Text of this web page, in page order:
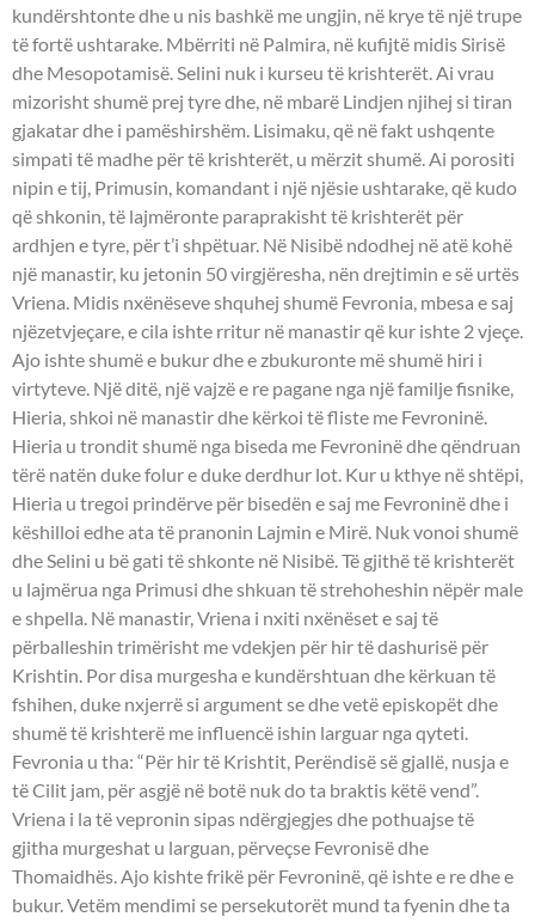
kundërshtonte dhe u nis bashkë me ungjin, në krye të një trupe
të fortë ushtarake. Mbërriti në Palmira, në kufijtë midis Sirisë
dhe Mesopotamisë. Selini nuk i kurseu të krishterët. Ai vrau
mizorisht shumë prej tyre dhe, në mbarë Lindjen njihej si tiran
gjakatar dhe i pamëshirshëm. Lisimaku, që në fakt ushqente
simpati të madhe për të krishterët, u mërzit shumë. Ai porositi
nipin e tij, Primusin, komandant i një njësie ushtarake, që kudo
që shkonin, të lajmëronte paraprakisht të krishterët për
ardhjen e tyre, për t’i shpëtuar. Në Nisibë ndodhej në atë kohë
një manastir, ku jetonin 50 virgjëresha, nën drejtimin e së urtës
Vriena. Midis nxënëseve shquhej shumë Fevronia, mbesa e saj
njëzetvjeçare, e cila ishte rritur në manastir që kur ishte 2 vjeçe.
Ajo ishte shumë e bukur dhe e zbukuronte më shumë hiri i
virtyteve. Një ditë, një vajzë e re pagane nga një familje fisnike,
Hieria, shkoi në manastir dhe kërkoi të fliste me Fevroninë.
Hieria u trondit shumë nga biseda me Fevroninë dhe qëndruan
tërë natën duke folur e duke derdhur lot. Kur u kthye në shtëpi,
Hieria u tregoi prindërve për bisedën e saj me Fevroninë dhe i
këshilloi edhe ata të pranonin Lajmin e Mirë. Nuk vonoi shumë
dhe Selini u bë gati të shkonte në Nisibë. Të gjithë të krishterët
u lajmërua nga Primusi dhe shkuan të strehoheshin nëpër male
e shpella. Në manastir, Vriena i nxiti nxënëset e saj të
përballeshin trimërisht me vdekjen për hir të dashurisë për
Krishtin. Por disa murgesha e kundërshtuan dhe kërkuan të
fshihen, duke nxjerrë si argument se dhe vetë episkopët dhe
shumë të krishterë me influencë ishin larguar nga qyteti.
Fevronia u tha: “Për hir të Krishtit, Perëndisë së gjallë, nusja e
të Cilit jam, për asgjë në botë nuk do ta braktis këtë vend”.
Vriena i la të vepronin sipas ndërgjegjes dhe pothuajse të
gjitha murgeshat u larguan, përveçse Fevronisë dhe
Thomaidhës. Ajo kishte frikë për Fevroninë, që ishte e re dhe e
bukur. Vetëm mendimi se persekutorët mund ta fyenin dhe ta